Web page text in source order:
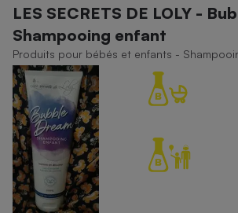
LES SECRETS DE LOLY -
Shampooing enfant
Produits pour bébés et enfants -